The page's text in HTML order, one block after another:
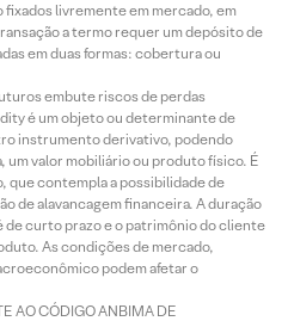
livremente em mercado, em
a termo requer um depósito de
em duas formas: cobertura ou
embute riscos de perdas
é um objeto ou determinante de
instrumento derivativo, podendo
um valor mobiliário ou produto físico. É
que contempla a possibilidade de
de alavancagem financeira. A duração
de curto prazo e o patrimônio do cliente
As condições de mercado,
podem afetar o
AO CÓDIGO ANBIMA DE